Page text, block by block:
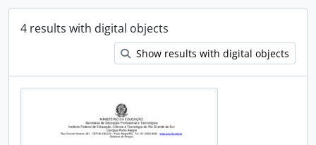
4 results with digital objects
Show results with digital objects